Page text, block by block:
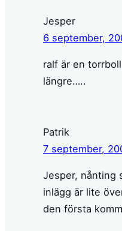
Jesper
6 september,
ralf är en
längre…..
Patrik
7 september,
Jesper, nånting
inlägg är lite
den första